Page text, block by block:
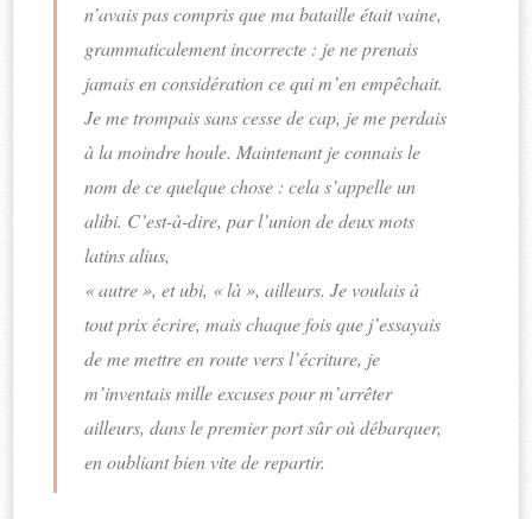
n’avais pas compris que ma bataille était vaine,
grammaticalement incorrecte : je ne prenais
jamais en considération ce qui m’en empêchait.
Je me trompais sans cesse de cap, je me perdais
à la moindre houle. Maintenant je connais le
nom de ce quelque chose : cela s’appelle un
alibi. C’est-à-dire, par l’union de deux mots
latins alius,
« autre », et ubi, « là », ailleurs. Je voulais à
tout prix écrire, mais chaque fois que j’essayais
de me mettre en route vers l’écriture, je
m’inventais mille excuses pour m’arrêter
ailleurs, dans le premier port sûr où débarquer,
en oubliant bien vite de repartir.